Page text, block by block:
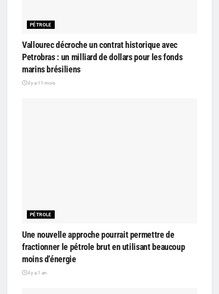
PÉTROLE
Vallourec décroche un contrat historique avec
Petrobras : un milliard de dollars pour les fonds
marins brésiliens
il y a 11 mois
PÉTROLE
Une nouvelle approche pourrait permettre de
fractionner le pétrole brut en utilisant beaucoup
moins d’énergie
il y a 1 an